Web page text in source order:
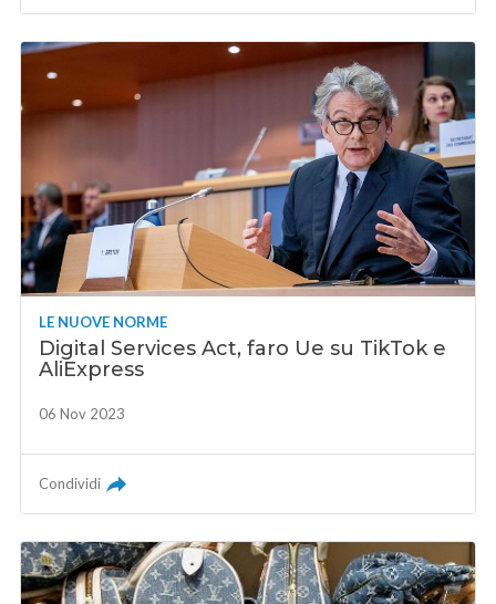
LE NUOVE NORME
Digital Services Act, faro Ue su TikTok e
AliExpress
06 Nov 2023
Condividi